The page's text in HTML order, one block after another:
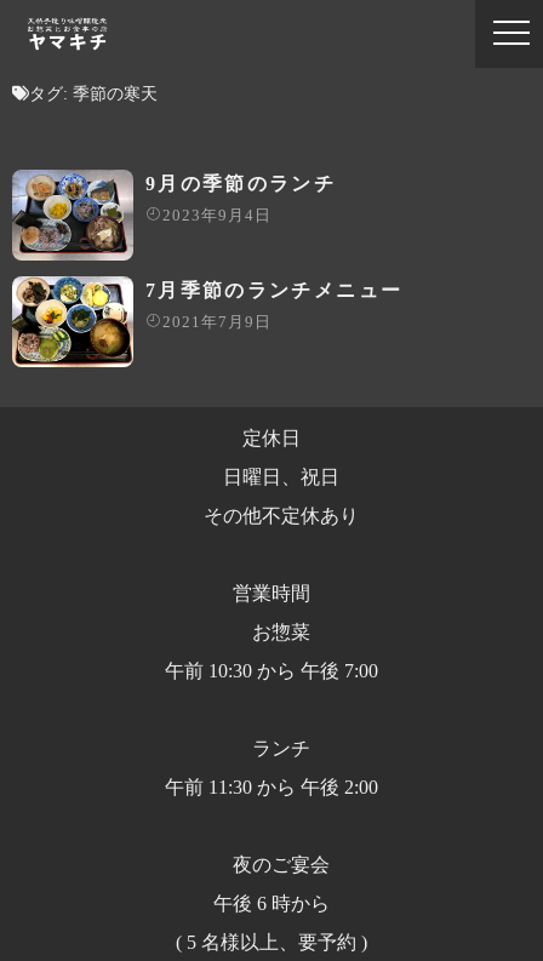
タグ: 季節の寒天
9月の季節のランチ
2023年9月4日
7月季節のランチメニュー
2021年7月9日
定休日
日曜日、祝日
その他不定休あり
営業時間
お惣菜
午前 10:30 から 午後 7:00
ランチ
午前 11:30 から 午後 2:00
夜のご宴会
午後 6 時から
( 5 名様以上、要予約 )